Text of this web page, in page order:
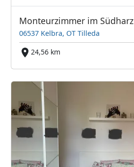
Monteurzimmer im Südharz
06537 Kelbra, OT Tilleda
24,56 km